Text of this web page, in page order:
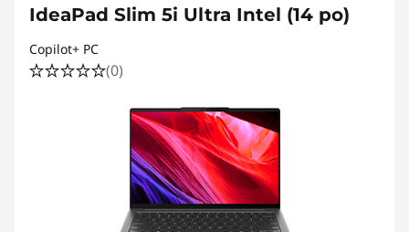
IdeaPad Slim 5i Ultra Intel (14 po)
Copilot+ PC
(0)